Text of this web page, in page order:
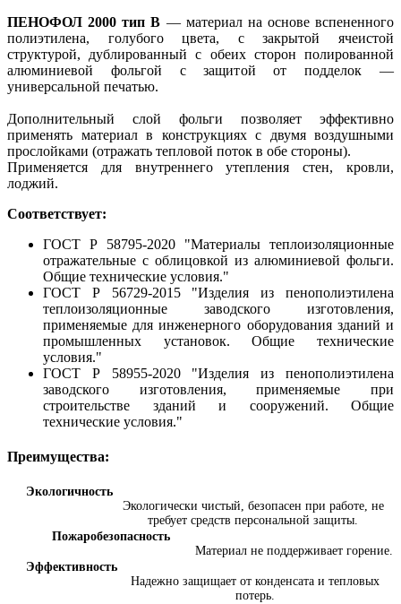
ПЕНОФОЛ 2000 тип В — материал на основе вспененного
полиэтилена, голубого цвета, с закрытой ячеистой
структурой, дублированный с обеих сторон полированной
алюминиевой фольгой с защитой от подделок —
универсальной печатью.
Дополнительный слой фольги позволяет эффективно
применять материал в конструкциях с двумя воздушными
прослойками (отражать тепловой поток в обе стороны).
Применяется для внутреннего утепления стен, кровли,
лоджий.
Соответствует:
ГОСТ Р 58795-2020 "Материалы теплоизоляционные
отражательные с облицовкой из алюминиевой фольги.
Общие технические условия."
ГОСТ Р 56729-2015 "Изделия из пенополиэтилена
теплоизоляционные заводского изготовления,
применяемые для инженерного оборудования зданий и
промышленных установок. Общие технические
условия."
ГОСТ Р 58955-2020 "Изделия из пенополиэтилена
заводского изготовления, применяемые при
строительстве зданий и сооружений. Общие
технические условия."
Преимущества:
Экологичность
Экологически чистый, безопасен при работе, не
требует средств персональной защиты.
Пожаробезопасность
Материал не поддерживает горение.
Эффективность
Надежно защищает от конденсата и тепловых
потерь.